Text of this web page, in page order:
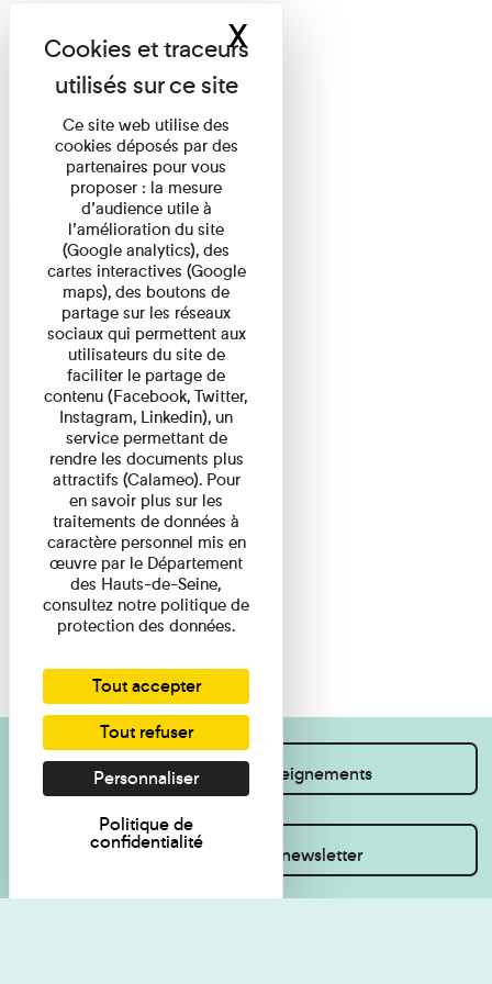
Je souhaite des renseignements
Inscrivez-vous à la newsletter
Ce site web utilise des
cookies déposés par des
partenaires pour vous
proposer : la mesure
d’audience utile à
l’amélioration du site
(Google analytics), des
cartes interactives (Google
maps), des boutons de
partage sur les réseaux
sociaux qui permettent aux
utilisateurs du site de
faciliter le partage de
contenu (Facebook, Twitter,
Instagram, Linkedin), un
service permettant de
rendre les documents plus
attractifs (Calameo). Pour
en savoir plus sur les
traitements de données à
caractère personnel mis en
œuvre par le Département
des Hauts-de-Seine,
consultez notre politique de
protection des données.
Tout accepter
Tout refuser
Personnaliser
Politique de
confidentialité
XMasquer le